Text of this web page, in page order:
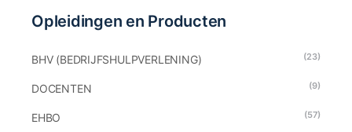
Opleidingen en Producten
BHV (BEDRIJFSHULPVERLENING) (23)
DOCENTEN (9)
EHBO (57)